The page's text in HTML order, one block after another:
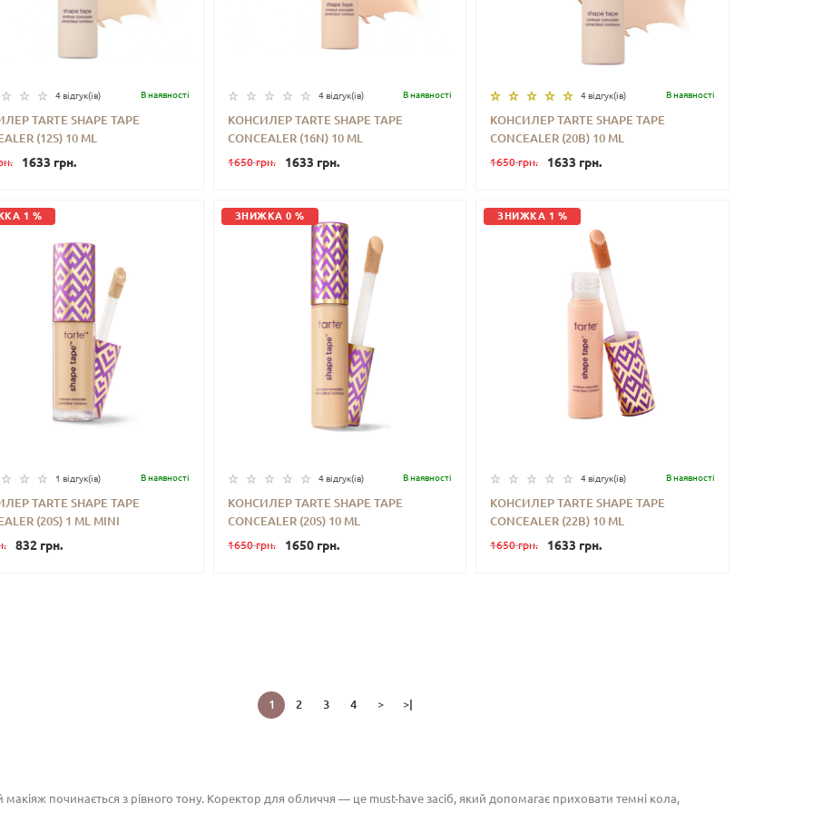
4 відгук(iв) В наявностi
TARTE SHAPE TAPE
(12S) 10 ML
1633 грн.
4 відгук(iв) В наявностi
КОНСИЛЕР TARTE SHAPE TAPE
CONCEALER (16N) 10 ML
1650 грн. 1633 грн.
4 відгук(iв) В наявностi
КОНСИЛЕР TARTE SHAPE TAPE
CONCEALER (20B) 10 ML
1650 грн. 1633 грн.
1 %
1 відгук(iв) В наявностi
TARTE SHAPE TAPE
(20S) 1 ML MINI
832 грн.
ЗНИЖКА 0 %
4 відгук(iв) В наявностi
КОНСИЛЕР TARTE SHAPE TAPE
CONCEALER (20S) 10 ML
1650 грн. 1650 грн.
ЗНИЖКА 1 %
4 відгук(iв) В наявностi
КОНСИЛЕР TARTE SHAPE TAPE
CONCEALER (22B) 10 ML
1650 грн. 1633 грн.
1 2 3 4 > >|
макіяж починається з рівного тону. Коректор для обличчя — це must-have засіб, який допомагає приховати темні кола,